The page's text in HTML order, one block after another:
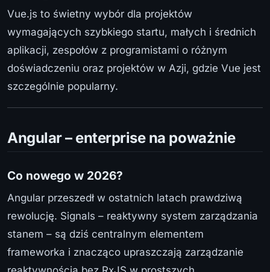
Vue.js to świetny wybór dla projektów
wymagających szybkiego startu, małych i średnich
aplikacji, zespołów z programistami o różnym
doświadczeniu oraz projektów w Azji, gdzie Vue jest
szczególnie popularny.
Angular – enterprise na poważnie
Co nowego w 2026?
Angular przeszedł w ostatnich latach prawdziwą
rewolucję. Signals – reaktywny system zarządzania
stanem – są dziś centralnym elementem
frameworka i znacząco upraszczają zarządzanie